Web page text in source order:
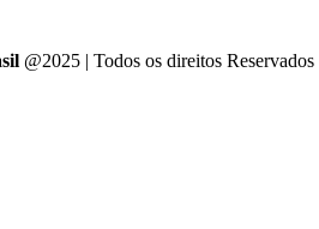
@2025 | Todos os direitos Reservados